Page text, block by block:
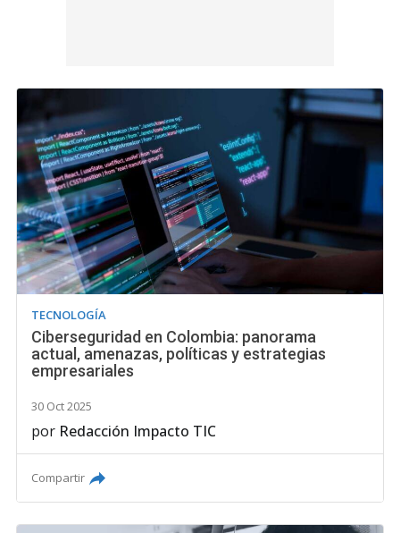
TECNOLOGÍA
Ciberseguridad en Colombia: panorama
actual, amenazas, políticas y estrategias
empresariales
30 Oct 2025
por Redacción Impacto TIC
Compartir